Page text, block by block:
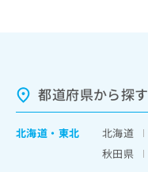
都道府県から探す
北海道 ・ 東北 北海道
秋田県